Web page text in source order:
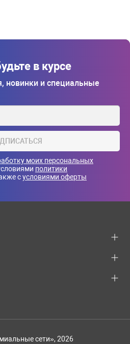
в курсе
новинки и специальные
моих персональных
политики
сусловиями оферты
сети», 2026